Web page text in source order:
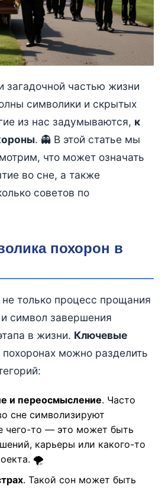
загадочной частью жизни
символики и скрытых
из нас задумываются, к
. 👻 В этой статье мы
что может означать
во сне, а также
советов по
похорон в
только процесс прощания
символ завершения
в жизни. Ключевые
похоронах можно разделить
и переосмысление. Часто
сне символизируют
чего-то — это может быть
карьеры или какого-то
🌪️
. Такой сон может быть